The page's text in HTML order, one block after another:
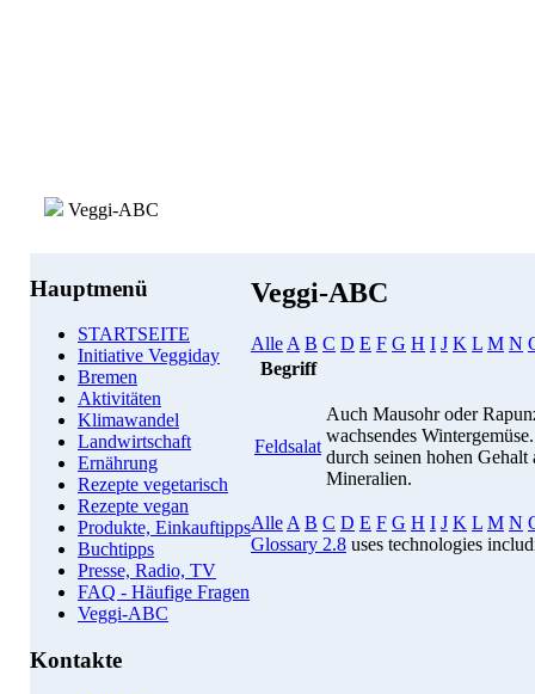
Veggi-ABC
Hauptmenü
STARTSEITE
Initiative Veggiday
Bremen
Aktivitäten
Klimawandel
Landwirtschaft
Ernährung
Rezepte vegetarisch
Rezepte vegan
Produkte, Einkauftipps
Buchtipps
Presse, Radio, TV
FAQ - Häufige Fragen
Veggi-ABC
Kontakte
Veggi-ABC
Alle A B C D E F G H I J K L M N
Begriff
Feldsalat
Auch Mausohr oder
wachsendes
durch seinen hohen
Mineralien.
Alle A B C D E F G H I J K L M N
Glossary 2.8 uses technologies